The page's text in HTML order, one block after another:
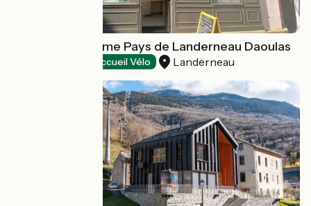
Office de tourisme Pays de Landerneau Daoulas
Accueil Vélo Landerneau